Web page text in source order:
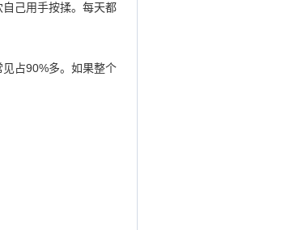
己用手按揉。每天都
占90%多。如果整个